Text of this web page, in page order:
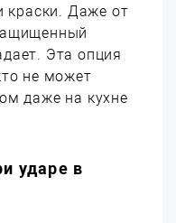
краски. Даже от
Эта опция
не может
даже на кухне
ударе в